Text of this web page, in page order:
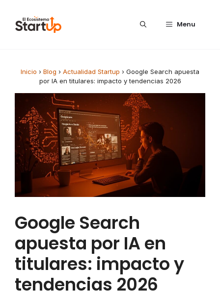
Menu
Inicio › Blog › Actualidad Startup › Google Search apuesta
por IA en titulares: impacto y tendencias 2026
Google Search
apuesta por IA en
titulares: impacto y
tendencias 2026